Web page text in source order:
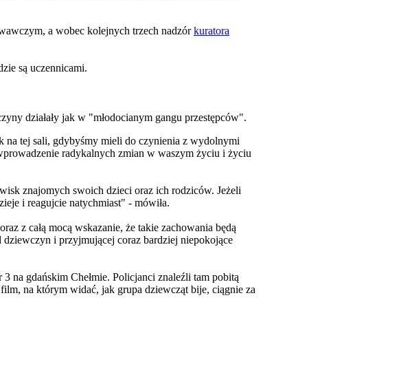
a wobec kolejnych trzech nadzórkuratora
są uczennicami.
działały jak w "młodocianym gangu przestępców".
na tej sali, gdybyśmy mieli do czynienia z wydolnymi
radykalnych zmian w waszym życiu i życiu
znajomych swoich dzieci oraz ich rodziców. Jeżeli
i reagujcie natychmiast" - mówiła.
z całą mocą wskazanie, że takie zachowania będą
i przyjmującej coraz bardziej niepokojące
na gdańskim Chełmie. Policjanci znaleźli tam pobitą
na którym widać, jak grupa dziewcząt bije, ciągnie za